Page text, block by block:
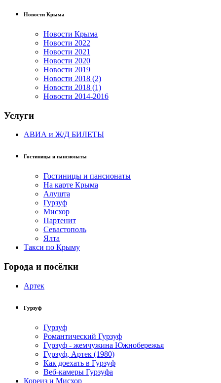
Новости Крыма
Новости Крыма
Новости 2022
Новости 2021
Новости 2020
Новости 2019
Новости 2018 (2)
Новости 2018 (1)
Новости 2014-2016
Услуги
АВИА и Ж/Д БИЛЕТЫ
Гостиницы и пансионаты
Гостиницы и пансионаты
На карте Крыма
Алушта
Гурзуф
Мисхор
Партенит
Севастополь
Ялта
Такси по Крыму
Города и посёлки
Артек
Гурзуф
Гурзуф
Романтический Гурзуф
Гурзуф - жемчужина Южнобережья
Гурзуф, Артек (1980)
Как доехать в Гурзуф
Веб-камеры Гурзуфа
Кореиз и Мисхор